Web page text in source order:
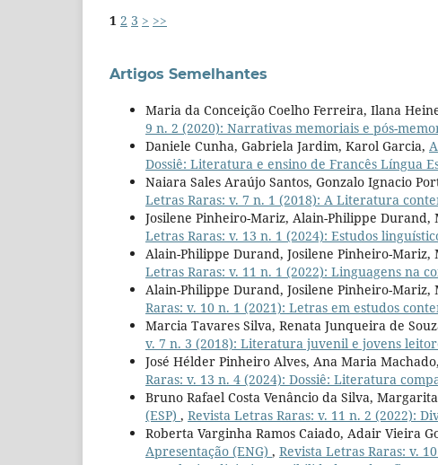
1 2 3 > >>
Artigos Semelhantes
Maria da Conceição Coelho Ferreira, Ilana
9 n. 2 (2020): Narrativas memoriais e pós-
Daniele Cunha, Gabriela Jardim, Karol Garcia,
Dossiê: Literatura e ensino de Francês Língua
Naiara Sales Araújo Santos, Gonzalo Ignacio
Letras Raras: v. 7 n. 1 (2018): A Literatura
Josilene Pinheiro-Mariz, Alain-Philippe Durand,
Letras Raras: v. 13 n. 1 (2024): Estudos
Alain-Philippe Durand, Josilene Pinheiro-Mariz,
Letras Raras: v. 11 n. 1 (2022): Linguagens na
Alain-Philippe Durand, Josilene Pinheiro-Mariz,
Raras: v. 10 n. 1 (2021): Letras em estudos
Marcia Tavares Silva, Renata Junqueira de
v. 7 n. 3 (2018): Literatura juvenil e jovens
José Hélder Pinheiro Alves, Ana Maria
Raras: v. 13 n. 4 (2024): Dossiê: Literatura
Bruno Rafael Costa Venâncio da Silva,
(ESP) , Revista Letras Raras: v. 11 n. 2 (2022):
Roberta Varginha Ramos Caiado, Adair Vieira
Apresentação (ENG) , Revista Letras Raras: v.